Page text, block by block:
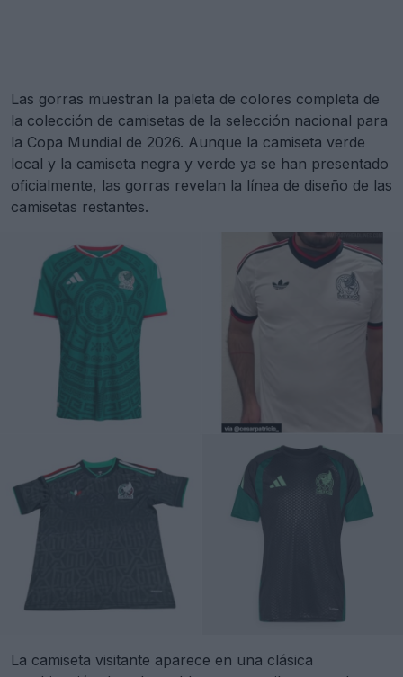
Las gorras muestran la paleta de colores completa de
la colección de camisetas de la selección nacional para
la Copa Mundial de 2026. Aunque la camiseta verde
local y la camiseta negra y verde ya se han presentado
oficialmente, las gorras revelan la línea de diseño de las
camisetas restantes.
La camiseta visitante aparece en una clásica